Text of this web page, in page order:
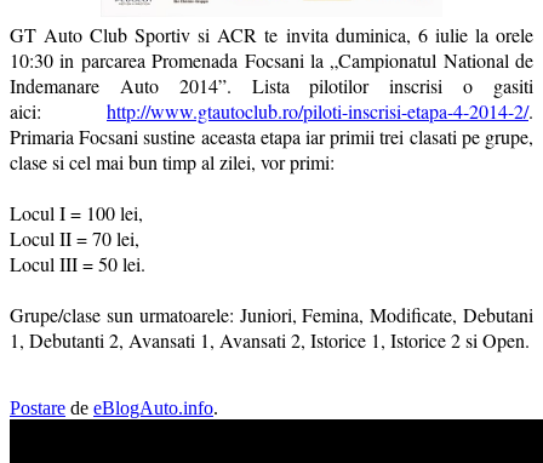
GT Auto Club Sportiv si ACR te invita duminica, 6 iulie la orele
10:30 in parcarea Promenada Focsani la „Campionatul National de
Indemanare Auto 2014”. Lista pilotilor inscrisi o gasiti
aici: http://www.gtautoclub.ro/piloti-inscrisi-etapa-4-2014-2/.
Primaria Focsani sustine aceasta etapa iar primii trei clasati pe grupe,
clase si cel mai bun timp al zilei, vor primi:
Locul I = 100 lei,
Locul II = 70 lei,
Locul III = 50 lei.
Grupe/clase sun urmatoarele: Juniori, Femina, Modificate, Debutani
1, Debutanti 2, Avansati 1, Avansati 2, Istorice 1, Istorice 2 si Open.
Postare de eBlogAuto.info.